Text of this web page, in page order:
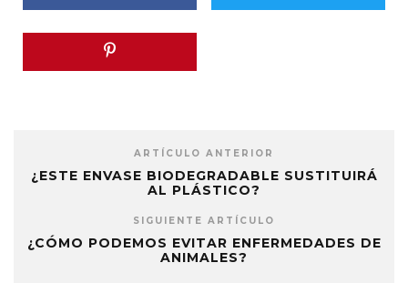
ARTÍCULO ANTERIOR
¿ESTE ENVASE BIODEGRADABLE SUSTITUIRÁ
AL PLÁSTICO?
SIGUIENTE ARTÍCULO
¿CÓMO PODEMOS EVITAR ENFERMEDADES DE
ANIMALES?